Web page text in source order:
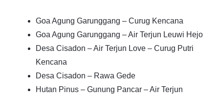
Goa Agung Garunggang – Curug Kencana
Goa Agung Garunggang – Air Terjun Leuwi Hejo
Desa Cisadon – Air Terjun Love – Curug Putri
Kencana
Desa Cisadon – Rawa Gede
Hutan Pinus – Gunung Pancar – Air Terjun